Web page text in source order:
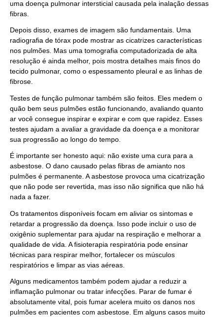
uma doença pulmonar intersticial causada pela inalação dessas
fibras.
Depois disso, exames de imagem são fundamentais. Uma
radiografia de tórax pode mostrar as cicatrizes características
nos pulmões. Mas uma tomografia computadorizada de alta
resolução é ainda melhor, pois mostra detalhes mais finos do
tecido pulmonar, como o espessamento pleural e as linhas de
fibrose.
Testes de função pulmonar também são feitos. Eles medem o
quão bem seus pulmões estão funcionando, avaliando quanto
ar você consegue inspirar e expirar e com que rapidez. Esses
testes ajudam a avaliar a gravidade da doença e a monitorar
sua progressão ao longo do tempo.
É importante ser honesto aqui: não existe uma cura para a
asbestose. O dano causado pelas fibras de amianto nos
pulmões é permanente. A asbestose provoca uma cicatrização
que não pode ser revertida, mas isso não significa que não há
nada a fazer.
Os tratamentos disponíveis focam em aliviar os sintomas e
retardar a progressão da doença. Isso pode incluir o uso de
oxigênio suplementar para ajudar na respiração e melhorar a
qualidade de vida. A fisioterapia respiratória pode ensinar
técnicas para respirar melhor, fortalecer os músculos
respiratórios e limpar as vias aéreas.
Alguns medicamentos também podem ajudar a reduzir a
inflamação pulmonar ou tratar infecções. Parar de fumar é
absolutamente vital, pois fumar acelera muito os danos nos
pulmões em pacientes com asbestose. Em alguns casos muito